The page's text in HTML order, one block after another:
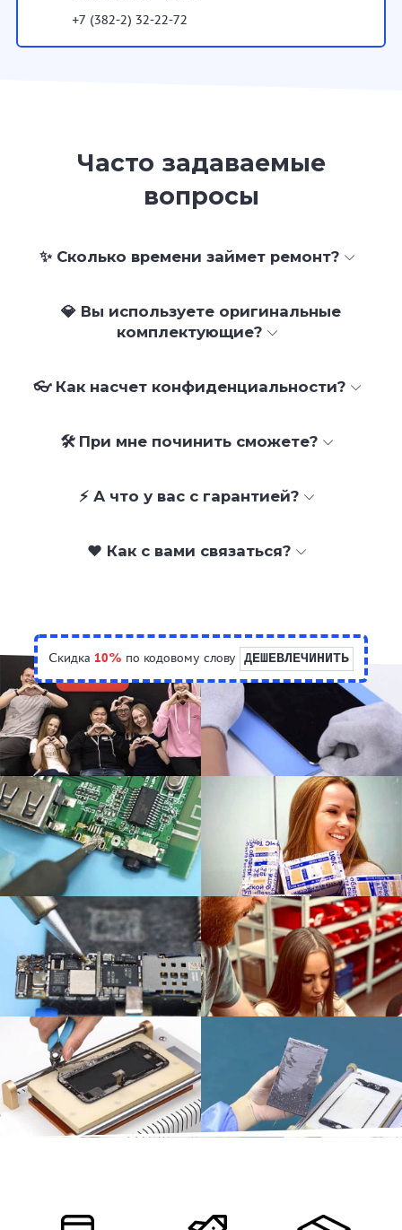
+7 (382-2) 32-22-72
Часто задаваемые
вопросы
✨ Сколько времени займет ремонт?
💎 Вы используете оригинальные
комплектующие?
👓 Как насчет конфиденциальности?
🛠 При мне починить сможете?
⚡ А что у вас с гарантией?
❤️ Как с вами связаться?
Скидка 10% по кодовому слову ДЕШЕВЛЕЧИНИТЬ